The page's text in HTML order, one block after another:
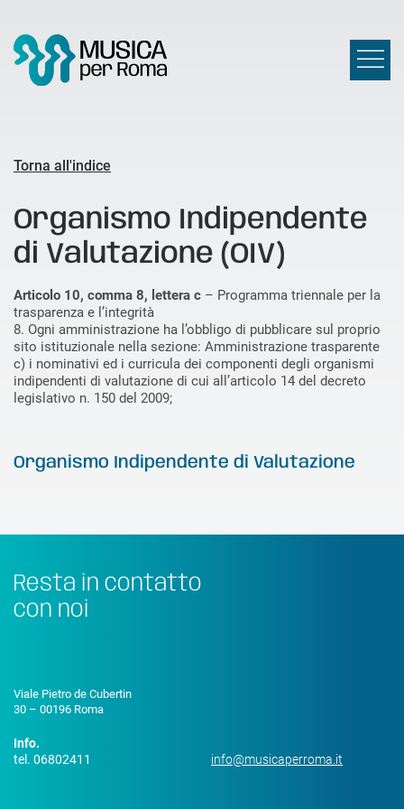
Torna all'indice
Organismo Indipendente
di Valutazione (OIV)
Articolo 10, comma 8, lettera c – Programma triennale per la
trasparenza e l’integrità
8. Ogni amministrazione ha l’obbligo di pubblicare sul proprio
sito istituzionale nella sezione: Amministrazione trasparente
c) i nominativi ed i curricula dei componenti degli organismi
indipendenti di valutazione di cui all’articolo 14 del decreto
legislativo n. 150 del 2009;
Organismo Indipendente di Valutazione
Resta in contatto
con noi
Viale Pietro de Cubertin
30 – 00196 Roma
Info.
tel. 06802411
info@musicaperroma.it